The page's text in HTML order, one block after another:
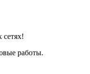
сетях!
работы.